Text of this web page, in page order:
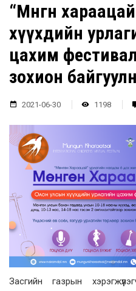
“Мөнгөн
хүүхдийн
цахим
зохион
2021-06-30 1198
Засгийн газрын